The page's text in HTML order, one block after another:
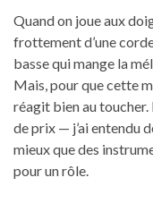
Quand on joue aux
frottement d’une
basse qui mange la
Mais, pour que cette
réagit bien au toucher.
de prix — j’ai entendu
mieux que des
pour un rôle.